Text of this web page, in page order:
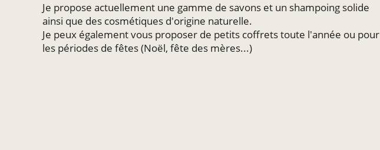
Je propose actuellement une gamme de savons et un shampoing solide
ainsi que des cosmétiques d'origine naturelle.
Je peux également vous proposer de petits coffrets toute l'année ou pour
les périodes de fêtes (Noël, fête des mères...)